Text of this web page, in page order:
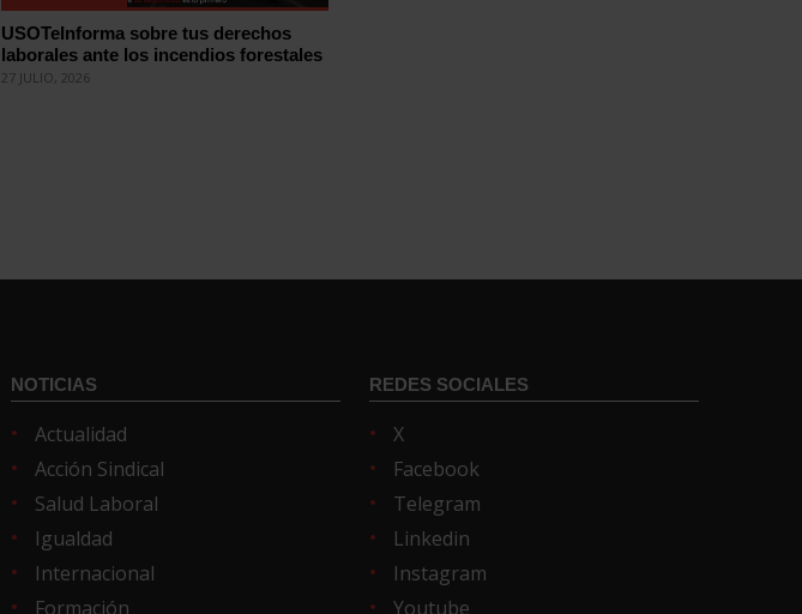
USOTeInforma sobre tus derechos
laborales ante los incendios forestales
27 JULIO, 2026
NOTICIAS
Actualidad
Acción Sindical
Salud Laboral
Igualdad
Internacional
Formación
REDES SOCIALES
X
Facebook
Telegram
Linkedin
Instagram
Youtube